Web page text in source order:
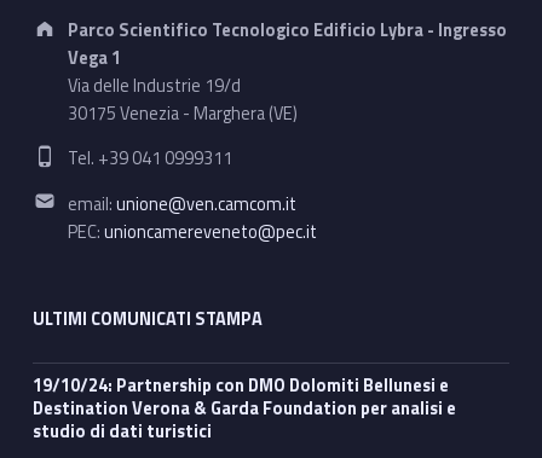
Address:
Parco Scientifico Tecnologico Edificio Lybra - Ingresso
Vega 1
Via delle Industrie 19/d
30175 Venezia - Marghera (VE)
Phone number:
Tel. +39 041 0999311
Email address:
email:unione@ven.camcom.it
PEC:unioncamereveneto@pec.it
ULTIMI COMUNICATI STAMPA
19/10/24: Partnership con DMO Dolomiti Bellunesi e
Destination Verona & Garda Foundation per analisi e
studio di dati turistici